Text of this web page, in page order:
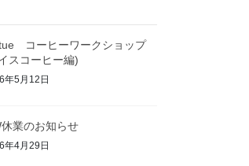
コーヒーワークショップ
スコーヒー編)
年5月12日
業のお知らせ
年4月29日